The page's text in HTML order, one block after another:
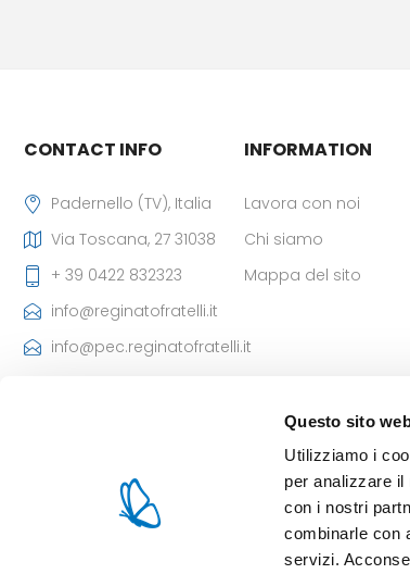
Questo sito
Utilizziamo i
per analizzare
con i nostri
combinarle con
servizi.
CONTACT INFO
Padernello (TV), Italia
Via Toscana, 27 31038
+ 39 0422 832323
info@reginatofratelli.it
info@pec.reginatofratelli.it
Iscr. CCIAA: 85980 di TV
- Cap. Soc: 101.400,00 €
INFORMATION
Lavora con noi
Chi siamo
Mappa del sito